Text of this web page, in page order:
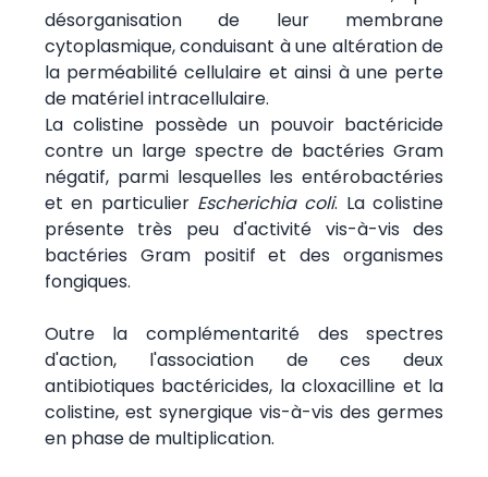
désorganisation de leur membrane
cytoplasmique, conduisant à une altération de
la perméabilité cellulaire et ainsi à une perte
de matériel intracellulaire.
La colistine possède un pouvoir bactéricide
contre un large spectre de bactéries Gram
négatif, parmi lesquelles les entérobactéries
et en particulier Escherichia coli. La colistine
présente très peu d'activité vis-à-vis des
bactéries Gram positif et des organismes
fongiques.
Outre la complémentarité des spectres
d'action, l'association de ces deux
antibiotiques bactéricides, la cloxacilline et la
colistine, est synergique vis-à-vis des germes
en phase de multiplication.